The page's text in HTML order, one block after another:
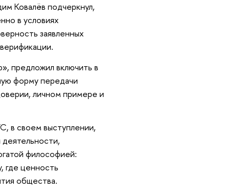
Ковалёв подчеркнул,
в условиях
заявленных
предложил включить в
форму передачи
личном примере и
в своем выступлении,
философией:
где ценность
общества.